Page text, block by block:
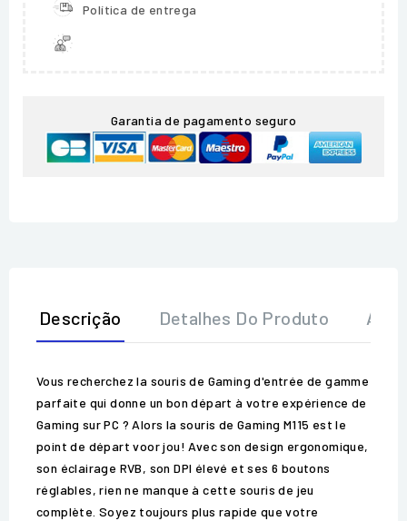
Política de entrega
Garantia de pagamento seguro
Descrição Detalhes Do Produto
Vous recherchez la souris de Gaming d'entrée de gamme
parfaite qui donne un bon départ à votre expérience de
Gaming sur PC ? Alors la souris de Gaming M115 est le
point de départ voor jou! Avec son design ergonomique,
son éclairage RVB, son DPI élevé et ses 6 boutons
réglables, rien ne manque à cette souris de jeu
complète. Soyez toujours plus rapide que votre